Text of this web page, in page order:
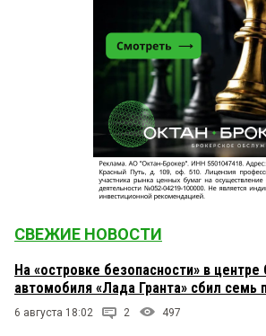
СВЕЖИЕ НОВОСТИ
На «островке безопасности» в
автомобиля «Лада Гранта» сбил семь
6 августа 18:02 2 497